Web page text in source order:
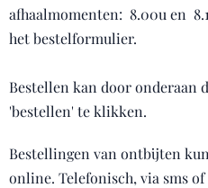
afhaalmomenten: 8.00u en
het bestelformulier.
Bestellen kan door onderaan
'bestellen' te klikken.
Bestellingen van ontbijten
online. Telefonisch, via sms